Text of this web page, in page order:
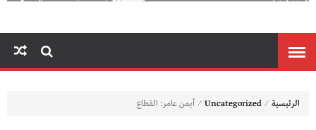
الرئيسية ⁄
Uncategorized
⁄ أيمن عامر: القطاع